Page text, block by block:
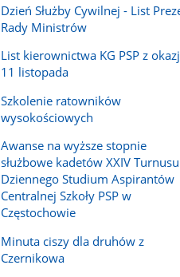
Dzień Służby Cywilnej - List
Rady Ministrów
List kierownictwa KG PSP z
11 listopada
Szkolenie ratowników
wysokościowych
Awanse na wyższe stopnie
służbowe kadetów XXIV Turnusu
Dziennego Studium Aspirantów
Centralnej Szkoły PSP w
Częstochowie
Minuta ciszy dla druhów z
Czernikowa